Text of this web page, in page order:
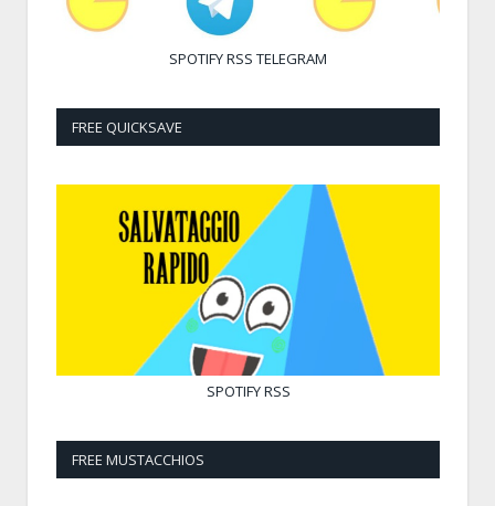
SPOTIFYRSS TELEGRAM
FREE QUICKSAVE
SPOTIFYRSS
FREE MUSTACCHIOS